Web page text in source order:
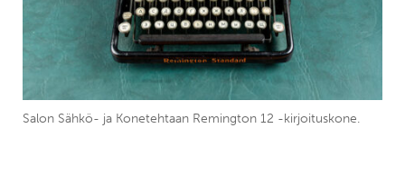
Salon Sähkö- ja Konetehtaan Remington 12 -kirjoituskone.